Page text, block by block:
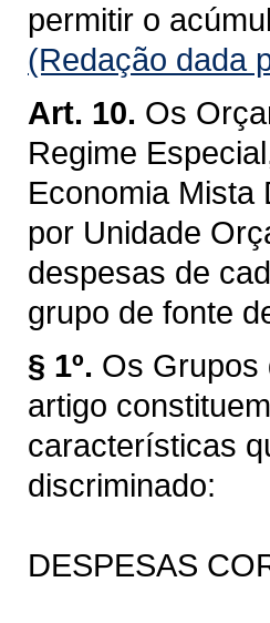
permitir o
(Redação dada
Art. 10. Os
Regime
Economia Mista
por Unidade
despesas de
grupo de fonte
§ 1º. Os Grupos
artigo
características
discriminado:
DESPESAS